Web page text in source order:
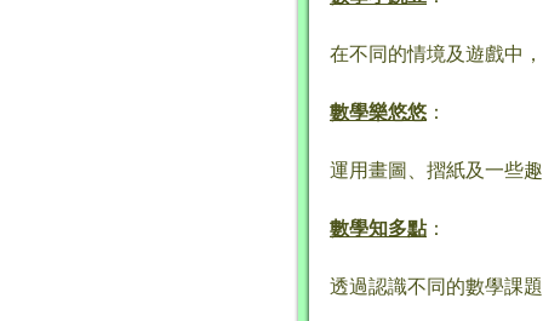
在不同的情境及遊戲中
數學樂悠悠 ：
運用畫圖、摺紙及一些
數學知多點：
透過認識不同的數學課